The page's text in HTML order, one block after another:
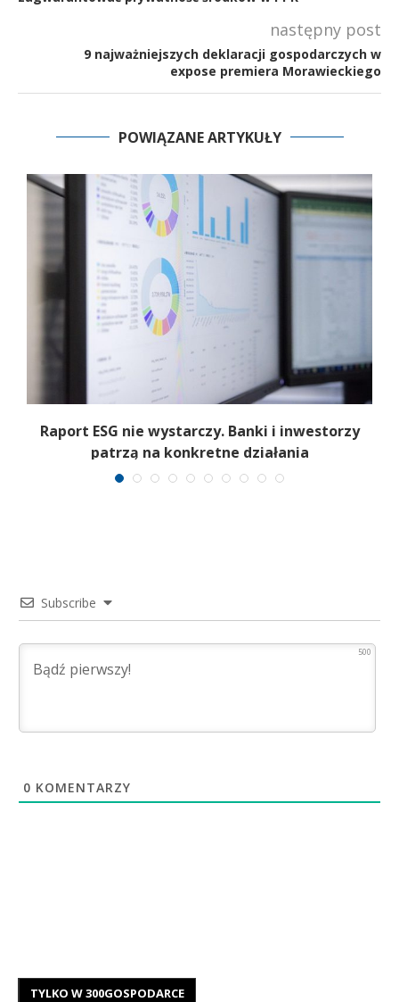
następny post
9 najważniejszych deklaracji gospodarczych w
expose premiera Morawieckiego
POWIĄZANE ARTYKUŁY
Raport ESG nie wystarczy. Banki i inwestorzy
patrzą na konkretne działania
Subscribe
500
0 KOMENTARZY
TYLKO W 300GOSPODARCE